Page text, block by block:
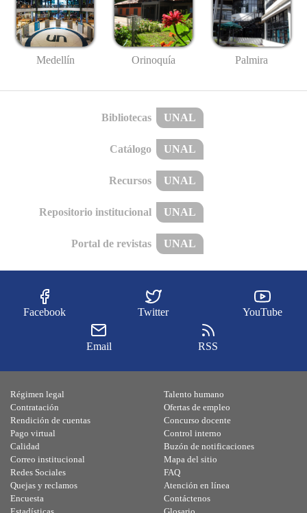
Medellín Orinoquía Palmira
Bibliotecas UNAL
Catálogo UNAL
Recursos UNAL
Repositorio institucional UNAL
Portal de revistas UNAL
Facebook Twitter YouTube
Email RSS
Régimen legal
Contratación
Rendición de cuentas
Pago virtual
Calidad
Talento humano
Ofertas de empleo
Concurso docente
Control interno
Buzón de notificaciones
Correo institucional
Redes Sociales
Quejas y reclamos
Encuesta
Mapa del sitio
FAQ
Atención en línea
Contáctenos